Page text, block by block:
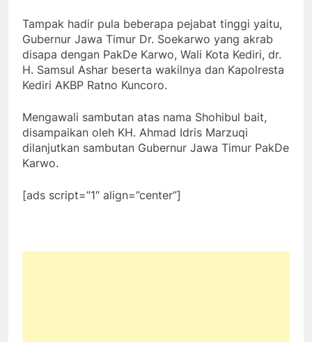
Tampak hadir pula beberapa pejabat tinggi yaitu,
Gubernur Jawa Timur Dr. Soekarwo yang akrab
disapa dengan PakDe Karwo, Wali Kota Kediri, dr.
H. Samsul Ashar beserta wakilnya dan Kapolresta
Kediri AKBP Ratno Kuncoro.
Mengawali sambutan atas nama Shohibul bait,
disampaikan oleh KH. Ahmad Idris Marzuqi
dilanjutkan sambutan Gubernur Jawa Timur PakDe
Karwo.
[ads script=”1″ align=”center”]